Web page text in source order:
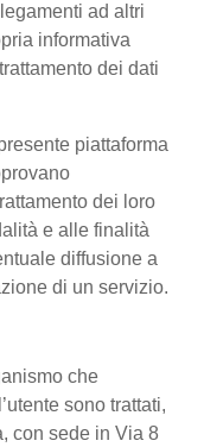
ad altri
informativa
dei dati
piattaforma
dei loro
e alle finalità
diffusione a
di un servizio.
che
sono trattati,
con sede in Via 8